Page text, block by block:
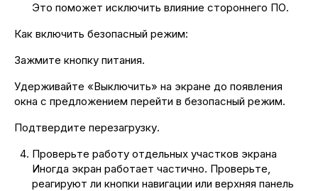
Это поможет исключить влияние стороннего ПО.
Как включить безопасный режим:
Зажмите кнопку питания.
Удерживайте «Выключить» на экране до появления
окна с предложением перейти в безопасный режим.
Подтвердите перезагрузку.
Проверьте работу отдельных участков экрана
Иногда экран работает частично. Проверьте,
реагируют ли кнопки навигации или верхняя панель